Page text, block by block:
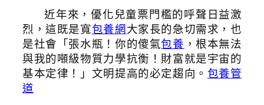
近年來，優化兒童票門檻的呼聲日益激
烈，這既是寬包養網大家長的急切需求，也
是社會「張水瓶！你的傻氣包養 ，根本無法
與我的噸級物質力學抗衡！財富就是宇宙的
基本定律！」文明提高的必定趨向。 包養管
道